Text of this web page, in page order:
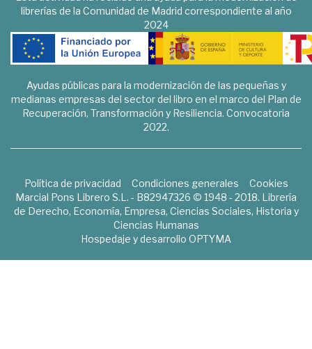
librerías de la Comunidad de Madrid correspondiente al año
2024
Ayudas públicas para la modernización de las pequeñas y
medianas empresas del sector del libro en el marco del Plan de
Recuperación, Transformación y Resiliencia. Convocatoria
2022.
Política de privacidad Condiciones generales
Cookies
Marcial Pons Librero S.L. - B82947326 © 1948 - 2018. Librería
de Derecho, Economía, Empresa, Ciencias Sociales, Historia y
Ciencias Humanas
Hospedaje y desarrollo OPTYMA